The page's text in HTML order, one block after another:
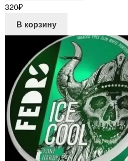
320₽
В корзину